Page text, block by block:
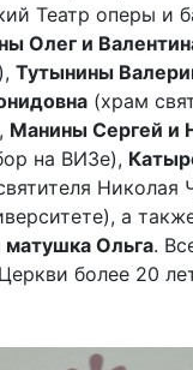
Театр оперы и
Олег и
Тутынины
(храм
Манины Сергей и
на ВИЗе),
Николая
а
матушка Ольга.
более 20